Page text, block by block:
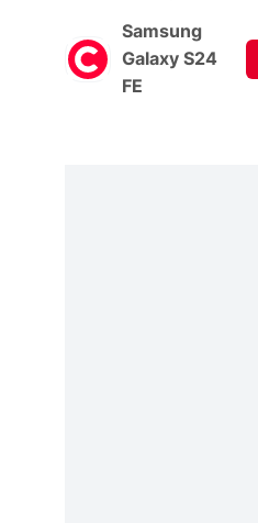
Samsung
Galaxy S24
FE